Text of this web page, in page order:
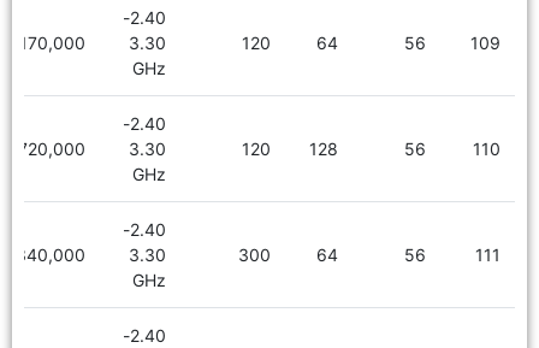
109
56
64
120
2.40-
3.30
GHz
5,170,000
110
56
128
120
2.40-
3.30
GHz
6,720,000
111
56
64
300
2.40-
3.30
GHz
5,340,000
2.40-